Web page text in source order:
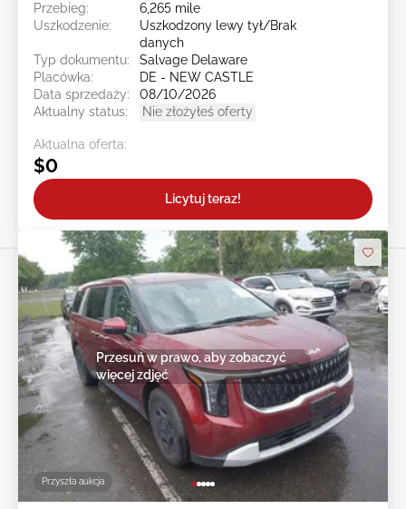
Przebieg:
6,265 mile
Uszkodzenie:
Uszkodzony lewy tył/Brak
danych
Typ dokumentu:
Salvage Delaware
Placówka:
DE - NEW CASTLE
Data sprzedaży:
08/10/2026
Aktualny status:
Nie złożyłeś oferty
Aktualna oferta:
$0
Licytuj teraz!
Przyszła aukcja
Przesuń w prawo, aby zobaczyć
więcej zdjęć